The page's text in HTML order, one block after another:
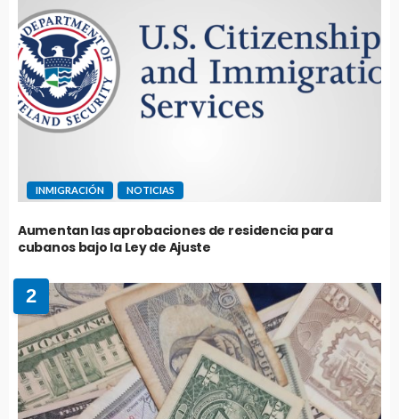
INMIGRACIÓN NOTICIAS
Aumentan las aprobaciones de residencia para
cubanos bajo la Ley de Ajuste
2